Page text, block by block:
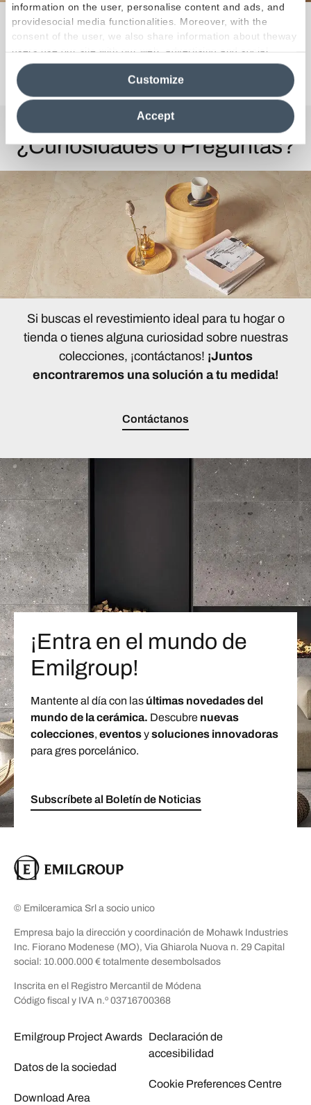
information on the user, personalise content and ads, and
providesocial media functionalities. Moreover, with the
consent of the user, we also share information about theway
users use our site with our web, advertising and social
media analytics partners, who may combine itwith other
information in their possession. By closing this banner,
clicking on "Reject", it will be possible tocontinue browsing
the site after installing only technical cookies. For more
information see the
Cookie Policy
Accept
Customize
Versatilidad total para espacios de tendencia.
Descubra la colección
¿Curiosidades o Preguntas?
Si buscas el revestimiento ideal para tu hogar o
tienda o tienes alguna curiosidad sobre nuestras
colecciones, ¡contáctanos! ¡Juntos
encontraremos una solución a tu medida!
Contáctanos
¡Entra en el mundo de
Emilgroup!
Mantente al día con las últimas novedades del
mundo de la cerámica. Descubre nuevas
colecciones, eventosysoluciones innovadoras
para gres porcelánico.
Subscríbete al Boletín de Noticias
© Emilceramica Srl a socio unico
Empresa bajo la dirección y coordinación de Mohawk Industries
Inc. Fiorano Modenese (MO), Via Ghiarola Nuova n. 29 Capital
social: 10.000.000 € totalmente desembolsados
Inscrita en el Registro Mercantil de Módena
Código fiscal y IVA n.º 03716700368
Emilgroup Project Awards
Datos de la sociedad
Download Area
Declaración de
accesibilidad
Cookie Preferences Centre